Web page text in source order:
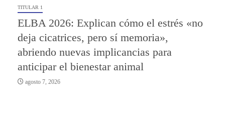
TITULAR 1
ELBA 2026: Explican cómo el estrés «no
deja cicatrices, pero sí memoria»,
abriendo nuevas implicancias para
anticipar el bienestar animal
agosto 7, 2026